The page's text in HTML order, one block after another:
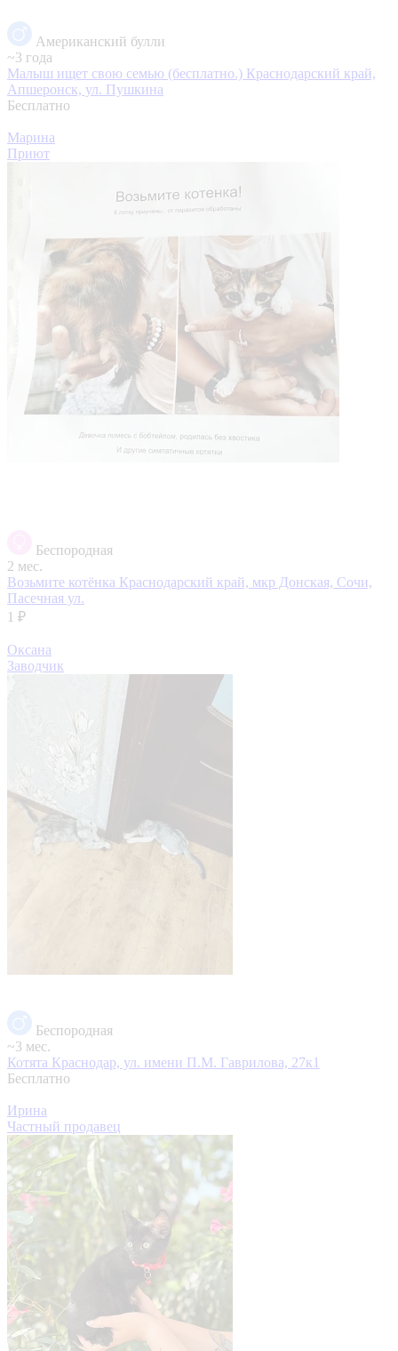
Американский булли
~3 года
Малыш ищет свою семью (бесплатно.) Краснодарский край,
Апшеронск, ул. Пушкина
Бесплатно
Марина
Приют
Беспородная
2 мес.
Возьмите котёнка Краснодарский край, мкр Донская, Сочи,
Пасечная ул.
1 ₽
Оксана
Заводчик
Беспородная
~3 мес.
Котята Краснодар, ул. имени П.М. Гаврилова, 27к1
Бесплатно
Ирина
Частный продавец